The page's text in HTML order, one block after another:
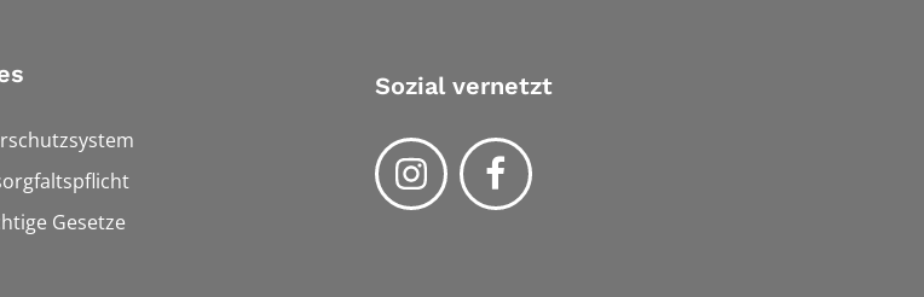
Gesetze
Sozial vernetzt